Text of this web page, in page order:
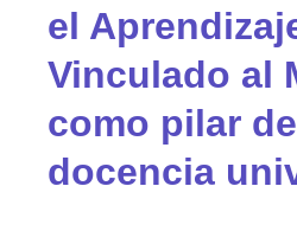
el
Vinculado al
como pilar
docencia